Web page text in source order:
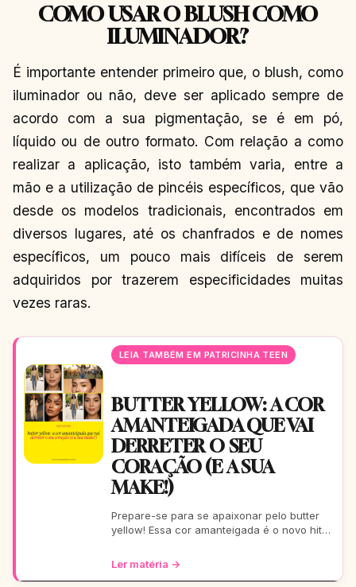
COMO USAR O BLUSH COMO
ILUMINADOR?
É importante entender primeiro que, o blush, como
iluminador ou não, deve ser aplicado sempre de
acordo com a sua pigmentação, se é em pó,
líquido ou de outro formato. Com relação a como
realizar a aplicação, isto também varia, entre a
mão e a utilização de pincéis específicos, que vão
desde os modelos tradicionais, encontrados em
diversos lugares, até os chanfrados e de nomes
específicos, um pouco mais difíceis de serem
adquiridos por trazerem especificidades muitas
vezes raras.
LEIA TAMBÉM EM PATRICINHA TEEN
BUTTER YELLOW: A COR
AMANTEIGADA QUE VAI
DERRETER O SEU
CORAÇÃO (E A SUA
MAKE!)
Prepare-se para se apaixonar pelo butter
yellow! Essa cor amanteigada é o novo hit
para todas as su
Ler matéria →